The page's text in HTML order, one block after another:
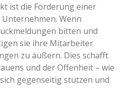
ist die Förderung einer
Wenn
bitten und
sie ihre Mitarbeiter
zu äußern. Dies schafft
und der Offenheit – wie
gegenseitig stützen und